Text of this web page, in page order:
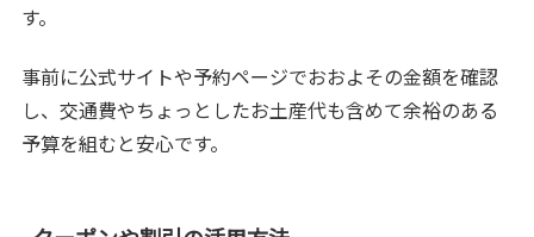
す。
事前に公式サイトや予約ページでおおよその金額を確認
し、交通費やちょっとしたお土産代も含めて余裕のある
予算を組むと安心です。